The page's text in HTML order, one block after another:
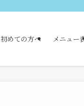
初めての方へ メニュー